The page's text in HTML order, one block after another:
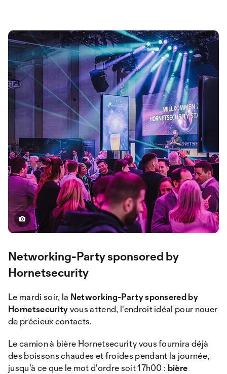
Networking-Party sponsored by
Hornetsecurity
Le mardi soir, la Networking-Party sponsered by
Hornetsecurityvous attend, l'endroit idéal pour nouer
de précieux contacts.
Le camion à bière Hornetsecurity vous fournira déjà
des boissons chaudes et froides pendant la journée,
jusqu'à ce que le mot d'ordre soit 17h00 : bière